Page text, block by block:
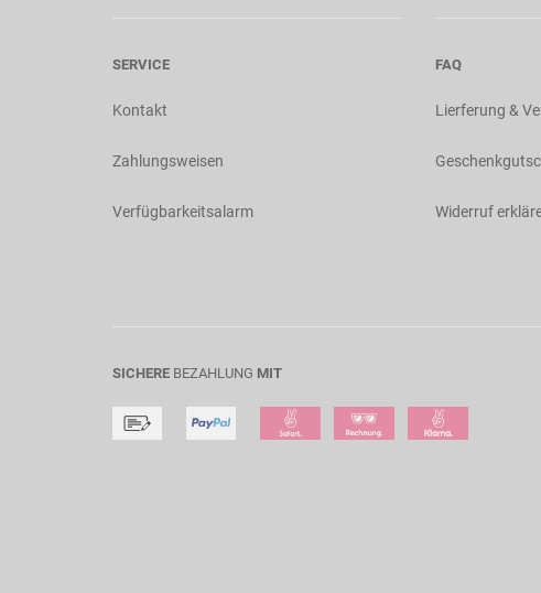
SERVICE
Kontakt
Zahlungsweisen
Verfügbarkeitsalarm
FAQ
Lierferung &
Widerruf
SICHERE BEZAHLUNG MIT